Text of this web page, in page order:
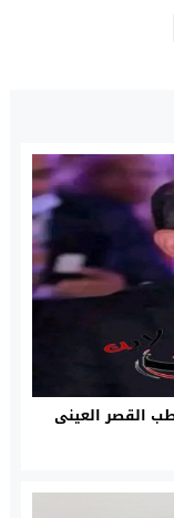
القصر العينى